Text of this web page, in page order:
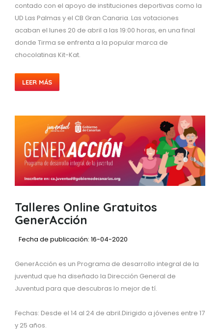
contado con el apoyo de instituciones deportivas como la
UD Las Palmas y el CB Gran Canaria. Las votaciones
acaban el lunes 20 de abril a las 19:00 horas, en una final
donde Tirma se enfrenta a la popular marca de
chocolatinas Kit-Kat.
LEER MÁS
Talleres Online Gratuitos
GenerAcción
Fecha de publicación: 16-04-2020
GenerAcción es un Programa de desarrollo integral de la
juventud que ha diseñado la Dirección General de
Juventud para que descubras lo mejor de tí.
Fechas: Desde el 14 al 24 de abril.Dirigido a jóvenes entre 17
y 25 años.